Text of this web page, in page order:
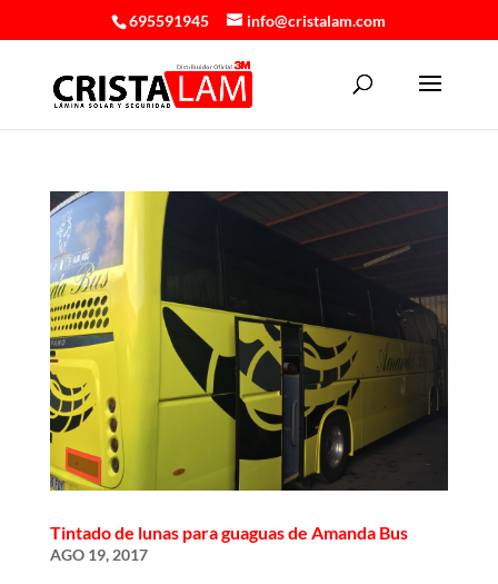
695591945 info@cristalam.com
Tintado de lunas para guaguas de Amanda Bus
AGO 19, 2017